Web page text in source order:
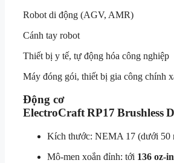
Robot di động (AGV, AMR)
Cánh tay robot
Thiết bị y tế, tự động hóa công nghiệp
Máy đóng gói, thiết bị gia công chính
Động cơ
ElectroCraft RP17 Brushless
Kích thước: NEMA 17 (dưới 50
Mô-men xoắn đỉnh: tới 136 oz-